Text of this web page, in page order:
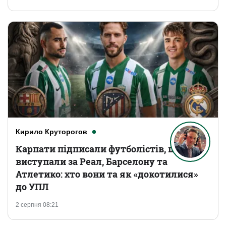
Кирило Круторогов
2 серпня 08:21
Карпати підписали футболістів, що
виступали за Реал, Барселону та
Атлетико: хто вони та як «докотилися»
до УПЛ